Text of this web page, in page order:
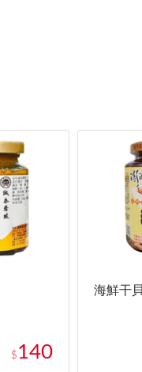
$ 140
海鮮干